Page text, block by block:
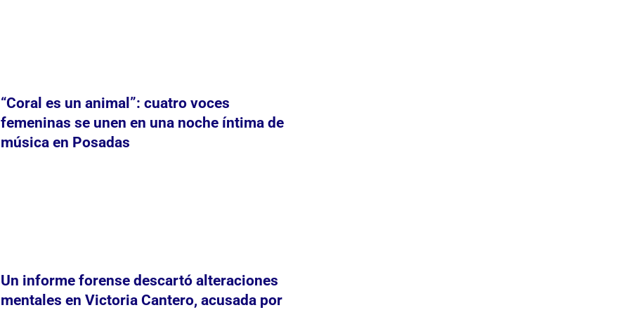
“Coral es un animal”: cuatro voces
femeninas se unen en una noche íntima de
música en Posadas
Un informe forense descartó alteraciones
mentales en Victoria Cantero, acusada por